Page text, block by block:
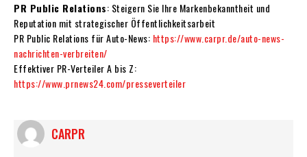
PR Public Relations: Steigern Sie Ihre Markenbekanntheit und
Reputation mit strategischer Öffentlichkeitsarbeit
PR Public Relations für Auto-News: https://www.carpr.de/auto-news-
nachrichten-verbreiten/
Effektiver PR-Verteiler A bis Z:
https://www.prnews24.com/presseverteiler
CARPR